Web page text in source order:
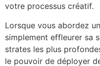
votre processus créatif.
Lorsque vous abordez
simplement effleurer sa
strates les plus
le pouvoir de déployer